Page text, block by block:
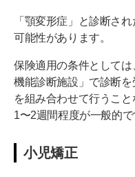
「顎変形症」と診断さ
可能性があります。
保険適用の条件として
機能診断施設」で診断
を組み合わせて行うこ
1〜2週間程度が一般的で
小児矯正